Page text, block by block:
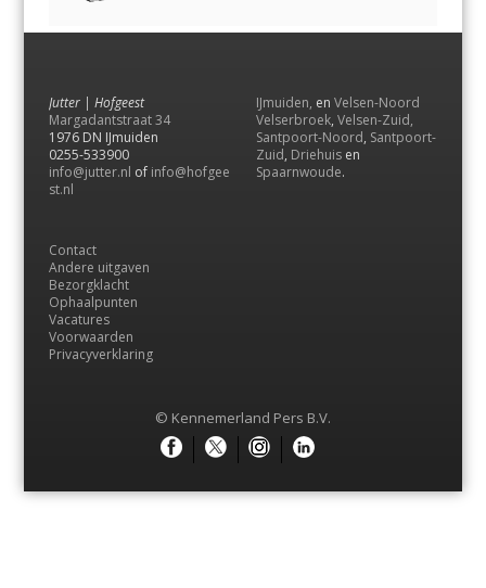
Jutter | Hofgeest
Margadantstraat 34
1976 DN IJmuiden
0255-533900
info@jutter.nl of info@hofgee
st.nl
IJmuiden, en Velsen-Noord
Velserbroek, Velsen-Zuid,
Santpoort-Noord, Santpoort-
Zuid, Driehuis en
Spaarnwoude.
Contact
Andere uitgaven
Bezorgklacht
Ophaalpunten
Vacatures
Voorwaarden
Privacyverklaring
© Kennemerland Pers B.V.